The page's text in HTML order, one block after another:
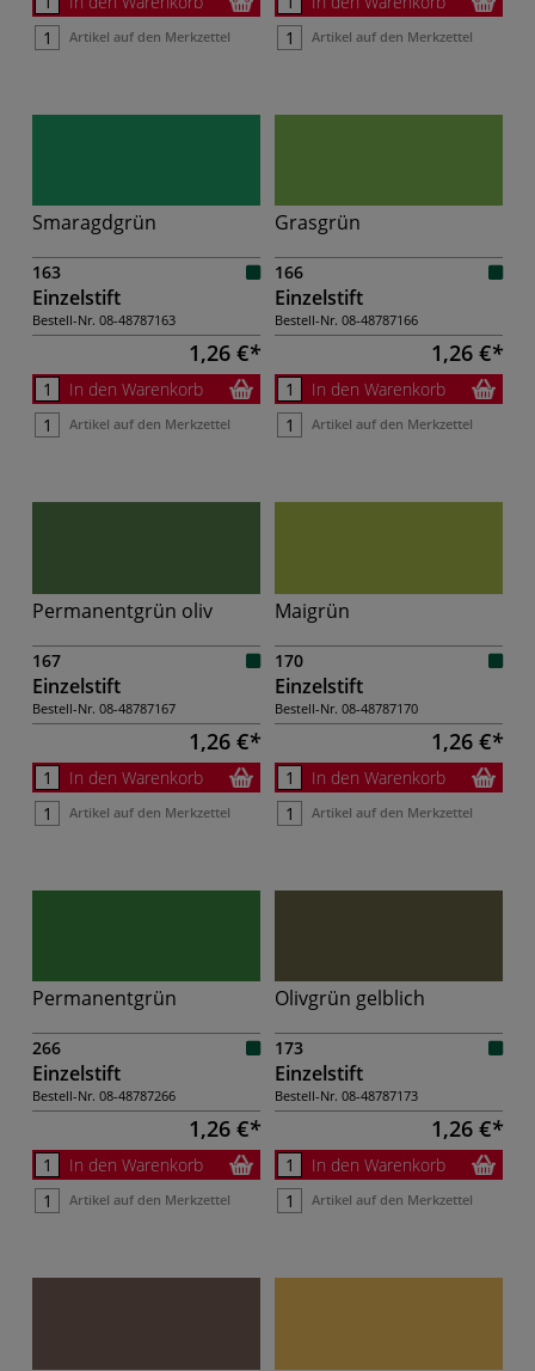
Artikel auf den Merkzettel Artikel auf den Merkzettel
Smaragdgrün
163
Einzelstift
Bestell-Nr. 08-48787163
1,26 €
In den Warenkorb
Artikel auf den Merkzettel
Grasgrün
166
Einzelstift
Bestell-Nr. 08-48787166
1,26 €
In den Warenkorb
Artikel auf den Merkzettel
Permanentgrün oliv
167
Einzelstift
Bestell-Nr. 08-48787167
1,26 €
In den Warenkorb
Artikel auf den Merkzettel
Maigrün
170
Einzelstift
Bestell-Nr. 08-48787170
1,26 €
In den Warenkorb
Artikel auf den Merkzettel
Permanentgrün
266
Einzelstift
Bestell-Nr. 08-48787266
1,26 €
In den Warenkorb
Artikel auf den Merkzettel
Olivgrün gelblich
173
Einzelstift
Bestell-Nr. 08-48787173
1,26 €
In den Warenkorb
Artikel auf den Merkzettel